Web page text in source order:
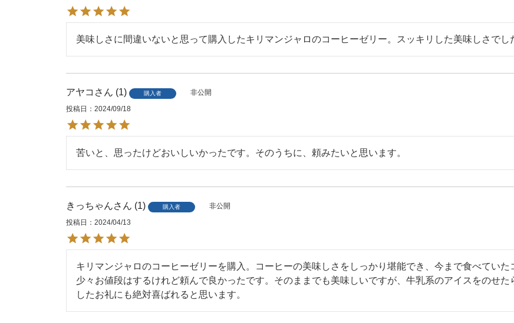
美味しさに間違いないと思って購入したキリマンジャロのコーヒーゼリー。スッキリした美味しさでし
アヤコ 1 購入者
非公開
投稿日
2024/09/18
苦いと、思ったけどおいしいかったです。そのうちに、頼みたいと思います。
きっちゃん 1 購入者
非公開
投稿日
2024/04/13
キリマンジャロのコーヒーゼリーを購入。コーヒーの美味しさをしっかり堪能でき、今まで食べていた
少々お値段はするけれど頼んで良かったです。そのままでも美味しいですが、牛乳系のアイスをのせ
したお礼にも絶対喜ばれると思います。